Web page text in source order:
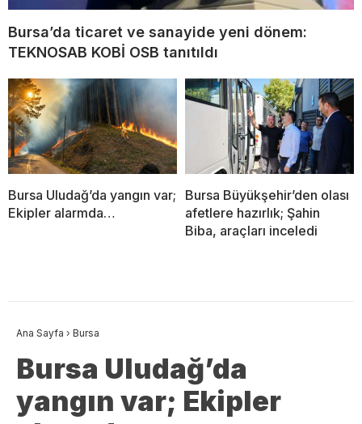
Bursa’da ticaret ve sanayide yeni dönem:
TEKNOSAB KOBİ OSB tanıtıldı
Bursa Uludağ’da yangın var;
Ekipler alarmda…
Bursa Büyükşehir’den olası
afetlere hazırlık; Şahin
Biba, araçları inceledi
Ana Sayfa › Bursa
Bursa Uludağ’da
yangın var; Ekipler